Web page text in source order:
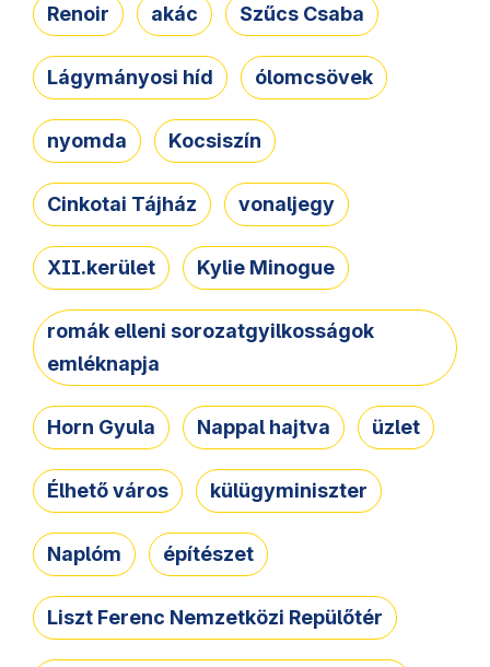
Renoir akác Szűcs Csaba
Lágymányosi híd ólomcsövek
nyomda Kocsiszín
Cinkotai Tájház vonaljegy
XII.kerület Kylie Minogue
romák elleni sorozatgyilkosságok
emléknapja
Horn Gyula Nappal hajtva üzlet
Élhető város külügyminiszter
Naplóm építészet
Liszt Ferenc Nemzetközi Repülőtér